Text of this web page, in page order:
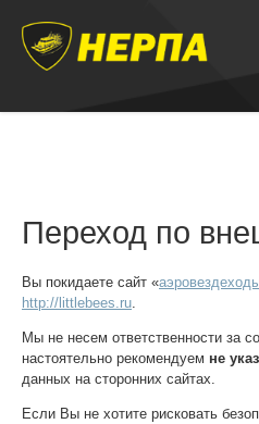
Переход по
Вы покидаете сайт «
http://littlebees.ru
Мы не несем ответственности за
настоятельно рекомендуем не
данных на сторонних сайтах.
Если Вы не хотите рисковать